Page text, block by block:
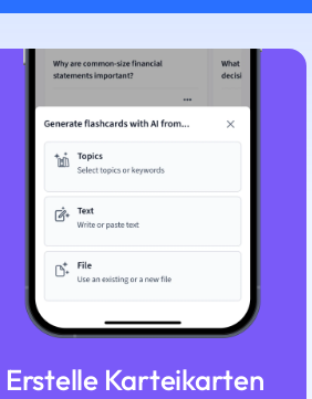
Erstelle Karteikarten